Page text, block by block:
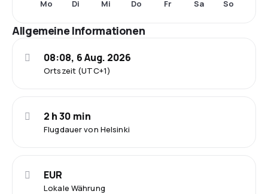
Mo Di Mi Do Fr Sa So
Allgemeine Informationen
Ortszeit (UTC+1)
08:08, 6 Aug. 2026
Flugdauer von Helsinki
2 h 30 min
Lokale Währung
EUR